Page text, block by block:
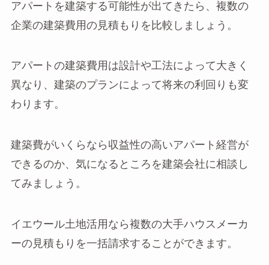
アパートを建築する可能性が出てきたら、複数の
企業の建築費用の見積もりを比較しましょう。
アパートの建築費用は設計や工法によって大きく
異なり、建築のプランによって将来の利回りも変
わります。
建築費がいくらなら収益性の高いアパート経営が
できるのか、気になるところを建築会社に相談し
てみましょう。
イエウール土地活用なら複数の大手ハウスメーカ
ーの見積もりを一括請求することができます。